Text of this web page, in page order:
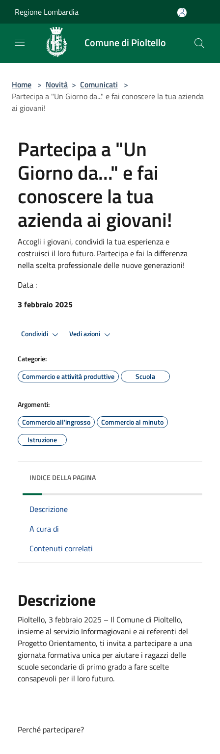
Regione Lombardia
Comune di Pioltello
Home > Novità > Comunicati >
Partecipa a "Un Giorno da..." e fai conoscere la tua azienda
ai giovani!
Partecipa a "Un
Giorno da..." e fai
conoscere la tua
azienda ai giovani!
Accogli i giovani, condividi la tua esperienza e
costruisci il loro futuro. Partecipa e fai la differenza
nella scelta professionale delle nuove generazioni!
Data :
3 febbraio 2025
Condividi Vedi azioni
Categorie:
Commercio e attività produttive
Scuola
Argomenti:
Commercio all'ingrosso
Commercio al minuto
Istruzione
INDICE DELLA PAGINA
Descrizione
A cura di
Contenuti correlati
Descrizione
Pioltello, 3 febbraio 2025 – Il Comune di Pioltello,
insieme al servizio Informagiovani e ai referenti del
Progetto Orientamento, ti invita a partecipare a una
giornata formativa unica per aiutare i ragazzi delle
scuole secondarie di primo grado a fare scelte
consapevoli per il loro futuro.
Perché partecipare?